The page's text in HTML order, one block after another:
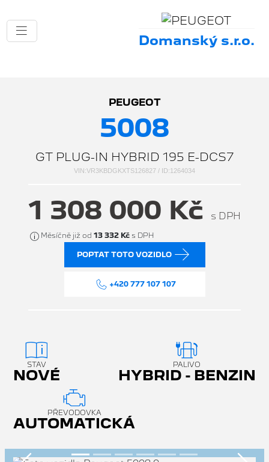
Domanský s.r.o.
PEUGEOT
5008
GT PLUG-IN HYBRID 195 E-DCS7
VIN:VR3KBDGKXTS126827 / ID:1264034
1 308 000 Kč s DPH
Měsíčně již od 13 332 Kč s DPH
POPTAT TOTO VOZIDLO
+420 777 107 107
STAV
NOVÉ
PALIVO
HYBRID - BENZIN
PŘEVODOVKA
AUTOMATICKÁ